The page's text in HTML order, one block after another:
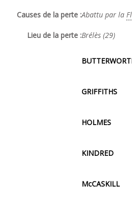
Causes de la perte :Abattu par la
Lieu de la perte :Brélès (29)
GRIFFITHS
HOLMES
KINDRED
McCASKILL